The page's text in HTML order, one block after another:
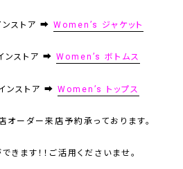
ストア ➡ Women’s ジャケット
ンストア ➡ Women’s ボトムス
ンストア ➡ Women’s トップス
ーダー来店予約承っております。
きます！！ご活用くださいませ。